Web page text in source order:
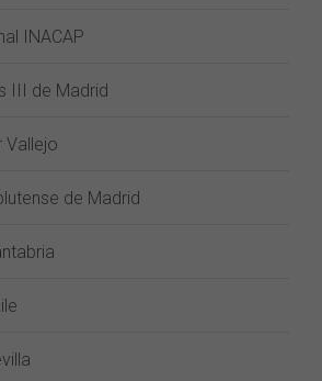
INACAP
III de Madrid
Vallejo
de Madrid